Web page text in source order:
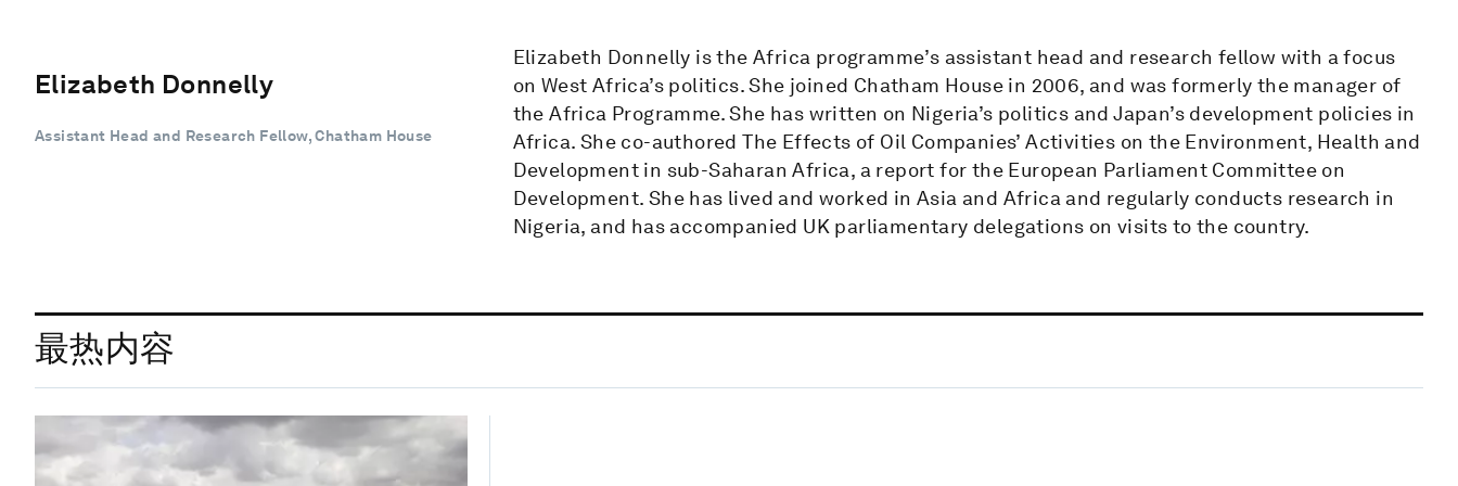
Elizabeth Donnelly
Assistant Head and Research Fellow, Chatham House
Elizabeth Donnelly is the Africa programme’s assistant head and research fellow with a focus
on West Africa’s politics. She joined Chatham House in 2006, and was formerly the manager of
the Africa Programme. She has written on Nigeria’s politics and Japan’s development policies in
Africa. She co-authored The Effects of Oil Companies’ Activities on the Environment, Health and
Development in sub-Saharan Africa, a report for the European Parliament Committee on
Development. She has lived and worked in Asia and Africa and regularly conducts research in
Nigeria, and has accompanied UK parliamentary delegations on visits to the country.
最热内容